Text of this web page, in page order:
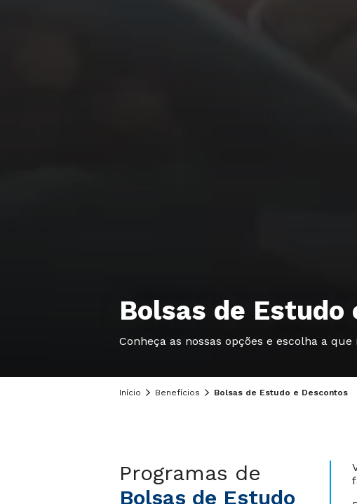
Bolsas de Estudo
Conheça as nossas opções e escolha a
Início Benefícios Bolsas de Estudo e Descontos
Programas de
Bolsas de Estudo